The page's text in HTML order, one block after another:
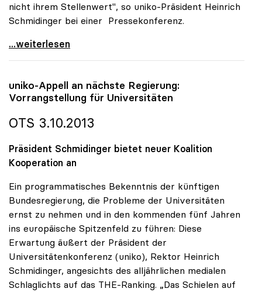
nicht ihrem Stellenwert", so uniko-Präsident Heinrich
Schmidinger bei einer Pressekonferenz.
Rektoren gegen „Filetierung\" des
...weiterlesen
uniko-Appell an nächste Regierung:
Vorrangstellung für Universitäten
OTS 3.10.2013
Präsident Schmidinger bietet neuer Koalition
Kooperation an
Ein programmatisches Bekenntnis der künftigen
Bundesregierung, die Probleme der Universitäten
ernst zu nehmen und in den kommenden fünf Jahren
ins europäische Spitzenfeld zu führen: Diese
Erwartung äußert der Präsident der
Universitätenkonferenz (uniko), Rektor Heinrich
Schmidinger, angesichts des alljährlichen medialen
Schlaglichts auf das THE-Ranking. „Das Schielen auf